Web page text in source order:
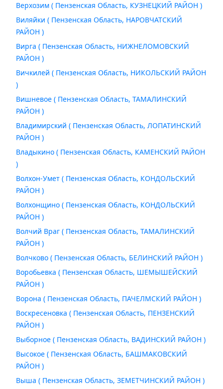
Верхозим ( Пензенская Область, КУЗНЕЦКИЙ РАЙОН )
Виляйки ( Пензенская Область, НАРОВЧАТСКИЙ
РАЙОН )
Вирга ( Пензенская Область, НИЖНЕЛОМОВСКИЙ
РАЙОН )
Вичкилей ( Пензенская Область, НИКОЛЬСКИЙ РАЙОН
)
Вишневое ( Пензенская Область, ТАМАЛИНСКИЙ
РАЙОН )
Владимирский ( Пензенская Область, ЛОПАТИНСКИЙ
РАЙОН )
Владыкино ( Пензенская Область, КАМЕНСКИЙ РАЙОН
)
Волхон-Умет ( Пензенская Область, КОНДОЛЬСКИЙ
РАЙОН )
Волхонщино ( Пензенская Область, КОНДОЛЬСКИЙ
РАЙОН )
Волчий Враг ( Пензенская Область, ТАМАЛИНСКИЙ
РАЙОН )
Волчково ( Пензенская Область, БЕЛИНСКИЙ РАЙОН )
Воробьевка ( Пензенская Область, ШЕМЫШЕЙСКИЙ
РАЙОН )
Ворона ( Пензенская Область, ПАЧЕЛМСКИЙ РАЙОН )
Воскресеновка ( Пензенская Область, ПЕНЗЕНСКИЙ
РАЙОН )
Выборное ( Пензенская Область, ВАДИНСКИЙ РАЙОН )
Высокое ( Пензенская Область, БАШМАКОВСКИЙ
РАЙОН )
Выша ( Пензенская Область, ЗЕМЕТЧИНСКИЙ РАЙОН )